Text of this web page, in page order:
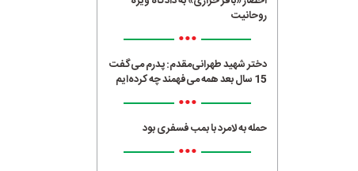
روحانیت
•••
دختر شهید طهرانی‌مقدم: پدرم می‌گفت
15 سال بعد همه می‌فهمند چه کرده‌ایم
•••
حمله به لامرد با بمب فسفری بود
•••